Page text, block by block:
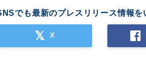
でも最新のプレスリリース情報を
X